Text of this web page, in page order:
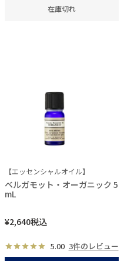
在庫切れ
【エッセンシャルオイル】
ベルガモット・オーガニック 5
mL
¥2,640税込
5.00 3件のレビュー